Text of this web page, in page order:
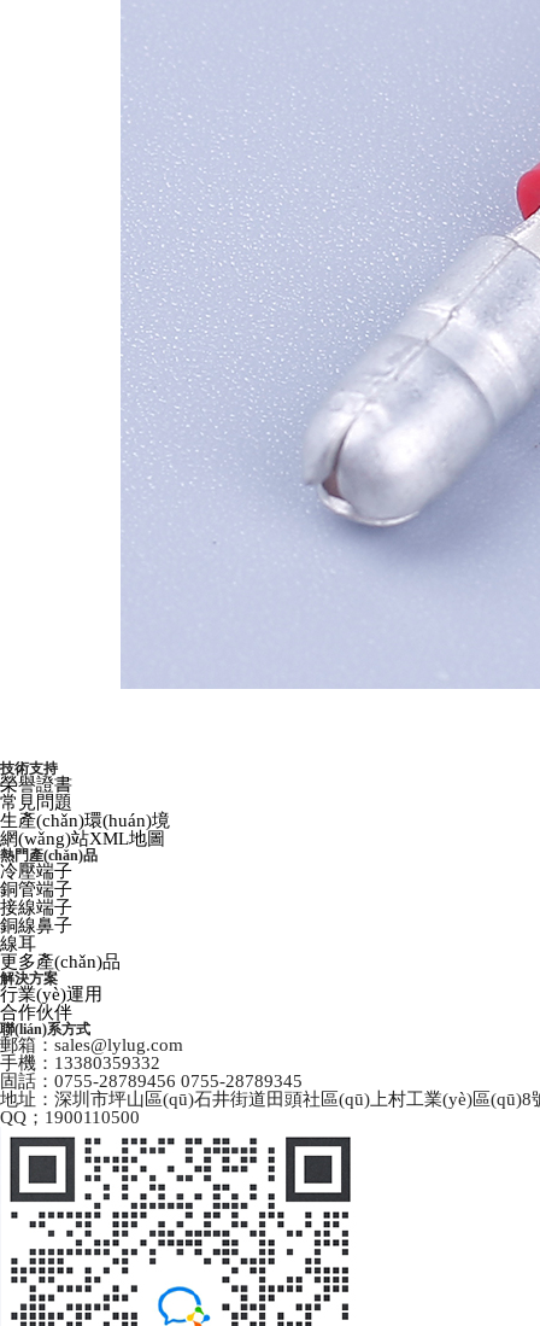
技術支持
榮譽證書
常見問題
生產(chǎn)環(huán)境
網(wǎng)站XML地圖
熱門產(chǎn)品
冷壓端子
銅管端子
接線端子
銅線鼻子
線耳
更多產(chǎn)品
解決方案
行業(yè)運用
合作伙伴
聯(lián)系方式
郵箱：sales@lylug.com
手機：13380359332
固話：0755-28789456 0755-28789345
地址：深圳市坪山區(qū)石井街道田頭社區(qū)上村工業(yè)區(qū)8
QQ；1900110500